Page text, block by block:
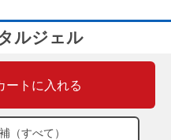
ルジェル
ートに入れる
（すべて）